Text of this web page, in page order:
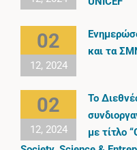
02
12, 2024
και τα
02
12, 2024
Το
με τίτλο